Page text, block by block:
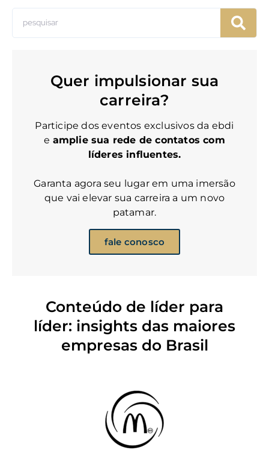
Quer impulsionar sua
carreira?
Participe dos eventos exclusivos da ebdi
e amplie sua rede de contatos com
líderes influentes.
Garanta agora seu lugar em uma imersão
que vai elevar sua carreira a um novo
patamar.
fale conosco
Conteúdo de líder para
líder: insights das maiores
empresas do Brasil